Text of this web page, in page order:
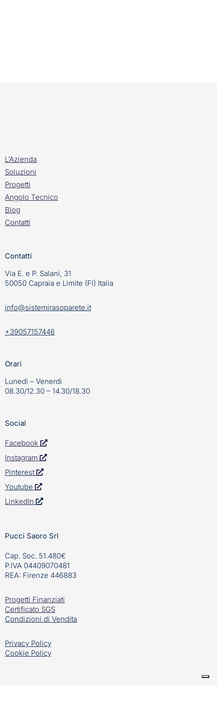
L’Azienda
Soluzioni
Progetti
Angolo Tecnico
Blog
Contatti
Contatti
Via E. e P. Salani, 31
50050 Capraia e Limite (FI) Italia
info@sistemirasoparete.it
+39057157446
Orari
Lunedì – Venerdì
08.30/12.30 – 14.30/18.30
Social
Facebook
Instagram
Pinterest
Youtube
LinkedIn
Pucci Saoro Srl
Cap. Soc. 51.480€
P.IVA 04409070481
REA: Firenze 446883
Progetti Finanziati
Certificato SGS
Condizioni di Vendita
Privacy Policy
Cookie Policy